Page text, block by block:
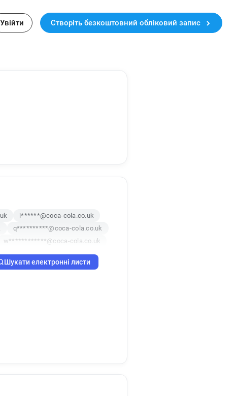
Увійти Створіть безкоштовний обліковий запис
i******@coca-cola.co.uk
q**********@coca-cola.co.uk
w************@coca-cola.co.uk
Шукати електронні листи